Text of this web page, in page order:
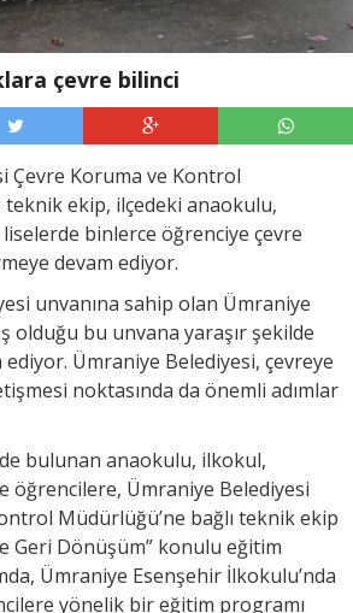
çevre bilinci
Çevre Koruma ve Kontrol
teknik ekip, ilçedeki anaokulu,
binlerce öğrenciye çevre
devam ediyor.
unvanına sahip olan Ümraniye
olduğu bu unvana yaraşır şekilde
Ümraniye Belediyesi, çevreye
noktasında da önemli adımlar
bulunan anaokulu, ilkokul,
öğrencilere, Ümraniye Belediyesi
Müdürlüğü’ne bağlı teknik ekip
Geri Dönüşüm” konulu eğitim
Ümraniye Esenşehir İlkokulu’nda
yönelik bir eğitim programı